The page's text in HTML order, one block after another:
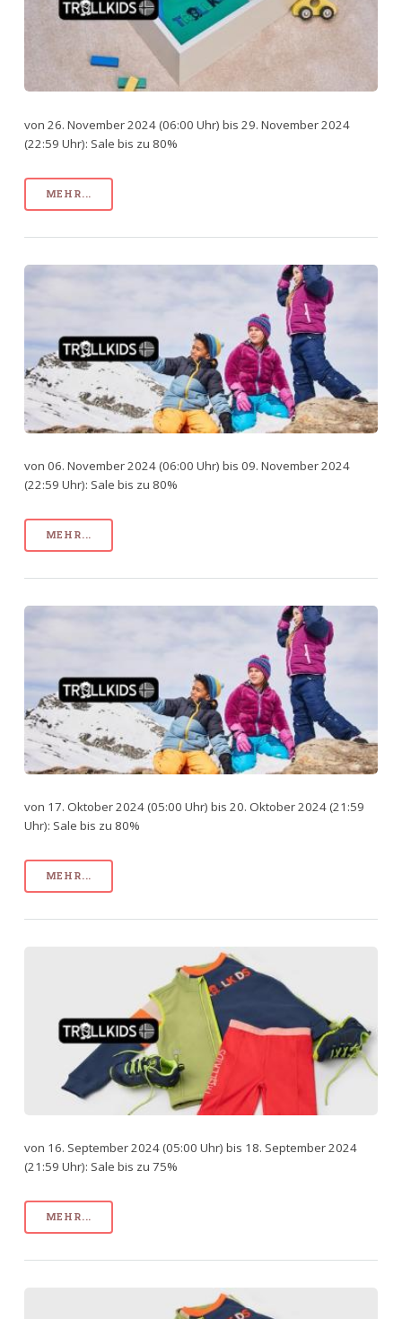
von 26. November 2024 (06:00 Uhr) bis 29. November 2024
(22:59 Uhr): Sale bis zu 80%
MEHR...
von 06. November 2024 (06:00 Uhr) bis 09. November 2024
(22:59 Uhr): Sale bis zu 80%
MEHR...
von 17. Oktober 2024 (05:00 Uhr) bis 20. Oktober 2024 (21:59
Uhr): Sale bis zu 80%
MEHR...
von 16. September 2024 (05:00 Uhr) bis 18. September 2024
(21:59 Uhr): Sale bis zu 75%
MEHR...